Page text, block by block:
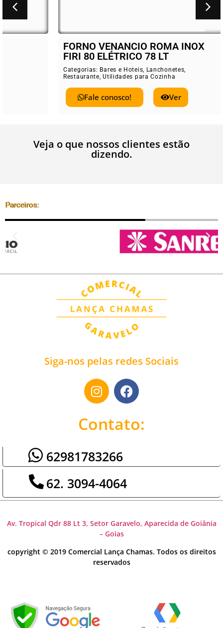
FORNO VENANCIO ROMA INOX
FIRI 80 ELÉTRICO 78 LT
Bares e Hoteis,Lanchonetes,
Utilidades para Cozinha
Fale conosco! Ver
Veja o que nossos clientes estão
dizendo.
Parceiros:
Siga-nos pelas redes Sociais
Contato:
62981783266
62. 3094-4064
Av. Tropical Qdr 88 Lt 3, Setor Garavelo, Aparecida de Goiânia
– Goias
copyright © 2019 Comercial Lança Chamas. Todos os direitos
reservados